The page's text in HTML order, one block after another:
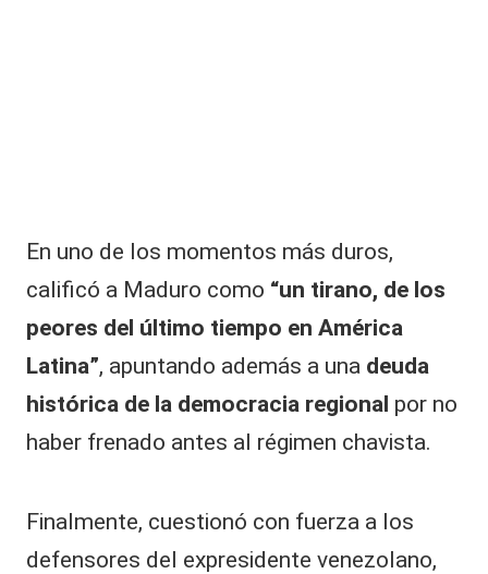
En uno de los momentos más duros,
calificó a Maduro como “un tirano, de los
peores del último tiempo en América
Latina”, apuntando además a una deuda
histórica de la democracia regional por no
haber frenado antes al régimen chavista.
Finalmente, cuestionó con fuerza a los
defensores del expresidente venezolano,